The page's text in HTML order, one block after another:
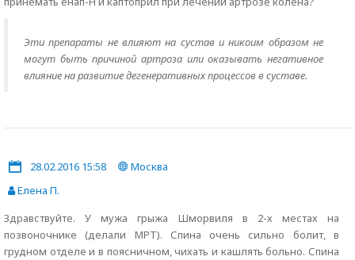
Эти препараты не влияют на сустав и никоим образом не
могут быть причиной артроза или оказывать негативное
влияние на развитие дегенеративных процессов в суставе.
28.02.2016 15:58
Москва
Елена П.
Здравствуйте. У мужа грыжа Шморвиля в 2-х местах на
позвоночнике (делали МРТ). Спина очень сильно болит, в
грудном отделе и в поясничном, чихать и кашлять больно. Спина